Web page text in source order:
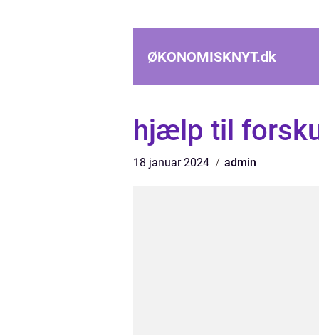
ØKONOMISKNYT.dk
hjælp til
18 januar 2024 admin